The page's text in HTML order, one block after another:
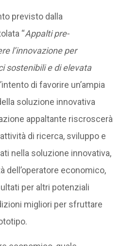
previsto dalla
“Appalti pre-
l’innovazione per
sostenibili e di elevata
di favorire un’ampia
soluzione innovativa
appaltante riscroscerà
di ricerca, sviluppo e
nella soluzione innovativa,
dell’operatore economico,
per altri potenziali
migliori per sfruttare